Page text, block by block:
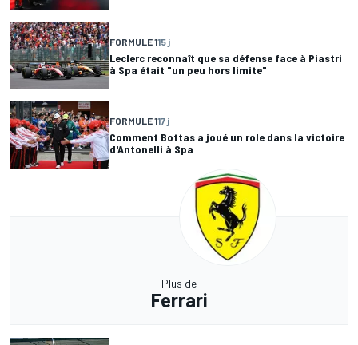
FORMULE 115 j
Leclerc reconnaît que sa défense face à Piastri
à Spa était "un peu hors limite"
FORMULE 117 j
Comment Bottas a joué un role dans la victoire
d'Antonelli à Spa
Plus de
Ferrari